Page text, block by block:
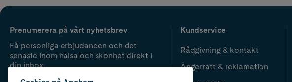
Prenumerera på vårt nyhetsbrev
Få personliga erbjudanden och det
senaste inom hälsa och skönhet direkt i
din inbox.
Kundservice
Rådgivning & kontakt
Ångerrätt & reklamation